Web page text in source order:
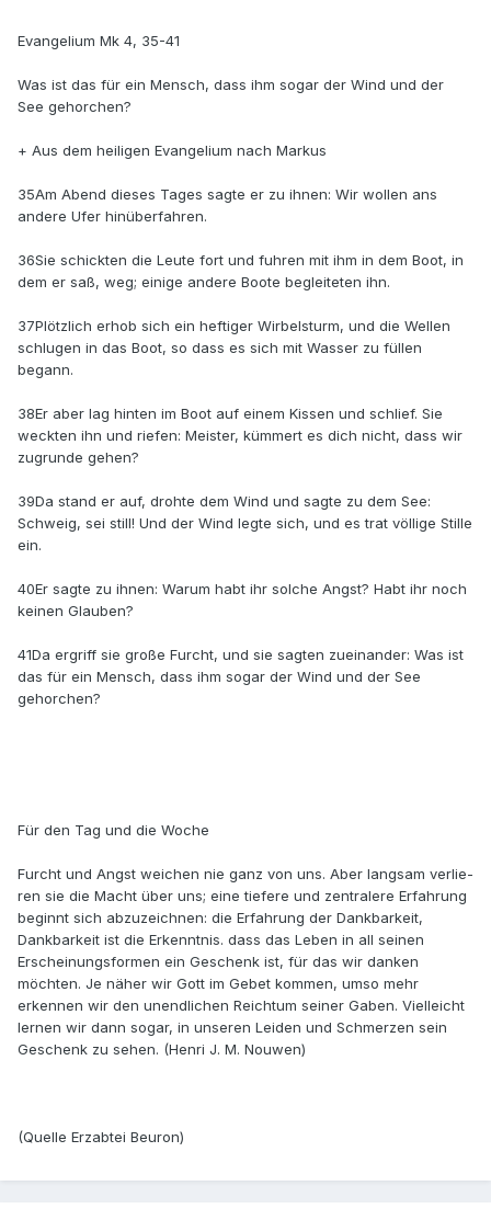
Evangelium Mk 4, 35-41
Was ist das für ein Mensch, dass ihm sogar der Wind und der
See gehorchen?
+ Aus dem heiligen Evangelium nach Markus
35Am Abend dieses Tages sagte er zu ihnen: Wir wollen ans
andere Ufer hinüberfahren.
36Sie schickten die Leute fort und fuhren mit ihm in dem Boot, in
dem er saß, weg; einige andere Boote begleiteten ihn.
37Plötzlich erhob sich ein heftiger Wirbelsturm, und die Wellen
schlugen in das Boot, so dass es sich mit Wasser zu füllen
begann.
38Er aber lag hinten im Boot auf einem Kissen und schlief. Sie
weckten ihn und riefen: Meister, kümmert es dich nicht, dass wir
zugrunde gehen?
39Da stand er auf, drohte dem Wind und sagte zu dem See:
Schweig, sei still! Und der Wind legte sich, und es trat völlige Stille
ein.
40Er sagte zu ihnen: Warum habt ihr solche Angst? Habt ihr noch
keinen Glauben?
41Da ergriff sie große Furcht, und sie sagten zueinander: Was ist
das für ein Mensch, dass ihm sogar der Wind und der See
gehorchen?
Für den Tag und die Woche
Furcht und Angst weichen nie ganz von uns. Aber langsam verlie­
ren sie die Macht über uns; eine tiefere und zentralere Erfahrung
be­ginnt sich abzuzeichnen: die Erfahrung der Dankbarkeit,
Dankbar­keit ist die Erkenntnis. dass das Leben in all seinen
Erscheinungsfor­men ein Geschenk ist, für das wir danken
möchten. Je näher wir Gott im Gebet kommen, umso mehr
erkennen wir den unendlichen Reich­tum seiner Gaben. Vielleicht
lernen wir dann sogar, in unseren Leiden und Schmerzen sein
Geschenk zu sehen. (Henri J. M. Nouwen)
(Quelle Erzabtei Beuron)